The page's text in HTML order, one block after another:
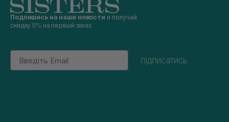
Подпишись на наши новости и получай
скидку 5% на первый заказ
Email
підписатись